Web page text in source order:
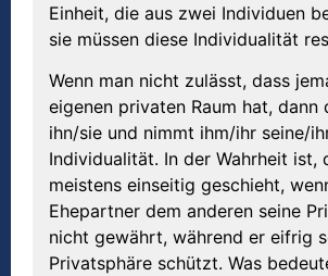
Einheit, die aus zwei Individuen
sie müssen diese Individualität
Wenn man nicht zulässt, dass
eigenen privaten Raum hat, dann
ihn/sie und nimmt ihm/ihr seine/
Individualität. In der Wahrheit ist,
meistens einseitig geschieht,
Ehepartner dem anderen seine
nicht gewährt, während er eifrig
Privatsphäre schützt. Was